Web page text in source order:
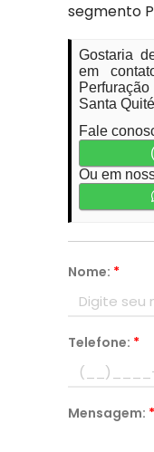
segmento
Gostaria
em
Santa
Fale
Ou em
Nome: *
Telefone: *
Mensagem: *